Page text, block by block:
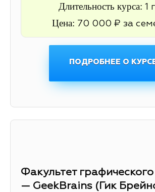
Длительность курса: 1
Цена: 70 000 ₽ за
ПОДРОБНЕЕ О
Факультет
— GeekBrains (Гик